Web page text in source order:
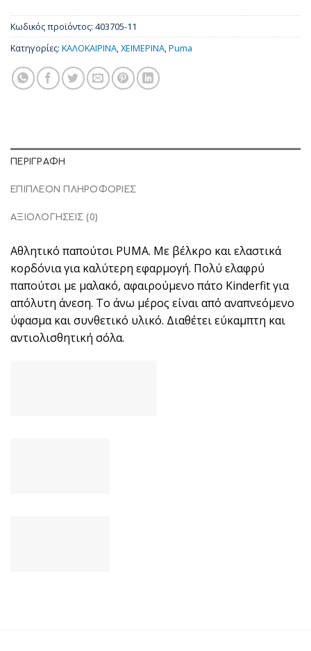
Κωδικός προϊόντος: 403705-11
Κατηγορίες: ΚΑΛΟΚΑΙΡΙΝΑ ΧΕΙΜΕΡΙΝΑ Puma
ΠΕΡΙΓΡΑΦΉ
ΕΠΙΠΛΈΟΝ ΠΛΗΡΟΦΟΡΊΕΣ
ΑΞΙΟΛΟΓΉΣΕΙΣ (0)
Αθλητικό παπούτσι PUMA. Με βέλκρο και ελαστικά
κορδόνια για καλύτερη εφαρμογή. Πολύ ελαφρύ
παπούτσι με μαλακό, αφαιρούμενο πάτο Kinderfit για
απόλυτη άνεση. Το άνω μέρος είναι από αναπνεόμενο
ύφασμα και συνθετικό υλικό. Διαθέτει εύκαμπτη και
αντιολισθητική σόλα.